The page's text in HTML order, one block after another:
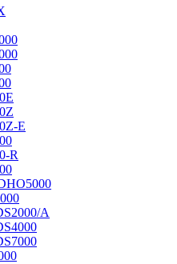
E
R
A